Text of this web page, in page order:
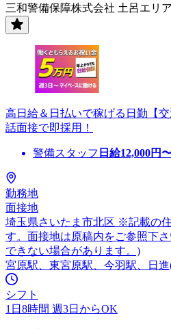
三和警備保障株式会社 土呂エリア
高日給＆日払いで稼げる日勤【
話面接で即採用！
警備スタッフ 日給12,000円
勤務地
面接地
埼玉県さいたま市北区 ※記載の
す。面接地は原稿内をご参照下
できない場合があります。)
宮原駅、東宮原駅、今羽駅、日
シフト
1日8時間 週3日からOK